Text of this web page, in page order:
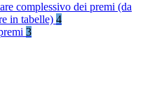
complessivo dei premi (da
in tabelle) 4
3